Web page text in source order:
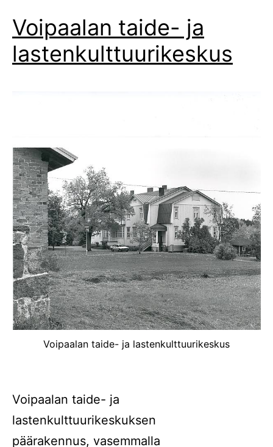
Voipaalan taide- ja
lastenkulttuurikeskus
Voipaalan taide- ja lastenkulttuurikeskus
Voipaalan taide- ja
lastenkulttuurikeskuksen
päärakennus, vasemmalla